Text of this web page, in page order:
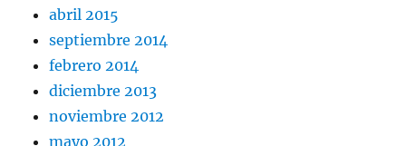
abril 2015
septiembre 2014
febrero 2014
diciembre 2013
noviembre 2012
mayo 2012